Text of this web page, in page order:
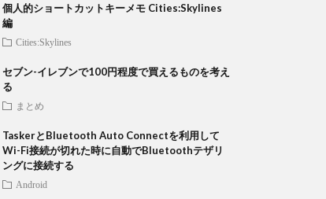
個人的ショートカットキーメモ Cities:Skylines
編
Cities:Skylines
セブン-イレブンで100円程度で買えるものを考え
る
まとめ
TaskerとBluetooth Auto Connectを利用して
Wi-Fi接続が切れた時に自動でBluetoothテザリ
ングに接続する
Android